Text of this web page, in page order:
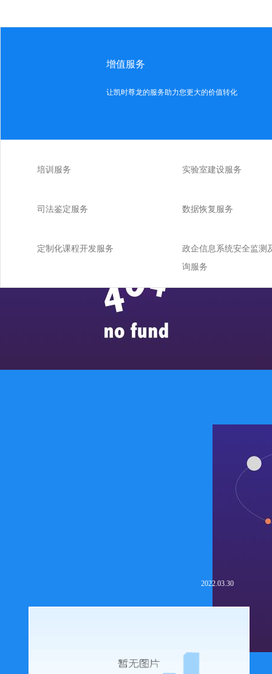
增值服务
让凯时尊龙的服务助力您更大的价值转化
培训服务 实验室建设服务
司法鉴定服务 数据恢复服务
定制化课程开发服务
政企信息系统安全监测
询服务
2022.03.30